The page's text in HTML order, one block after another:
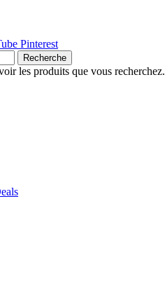
Pinterest
Recherche
les produits que vous recherchez.